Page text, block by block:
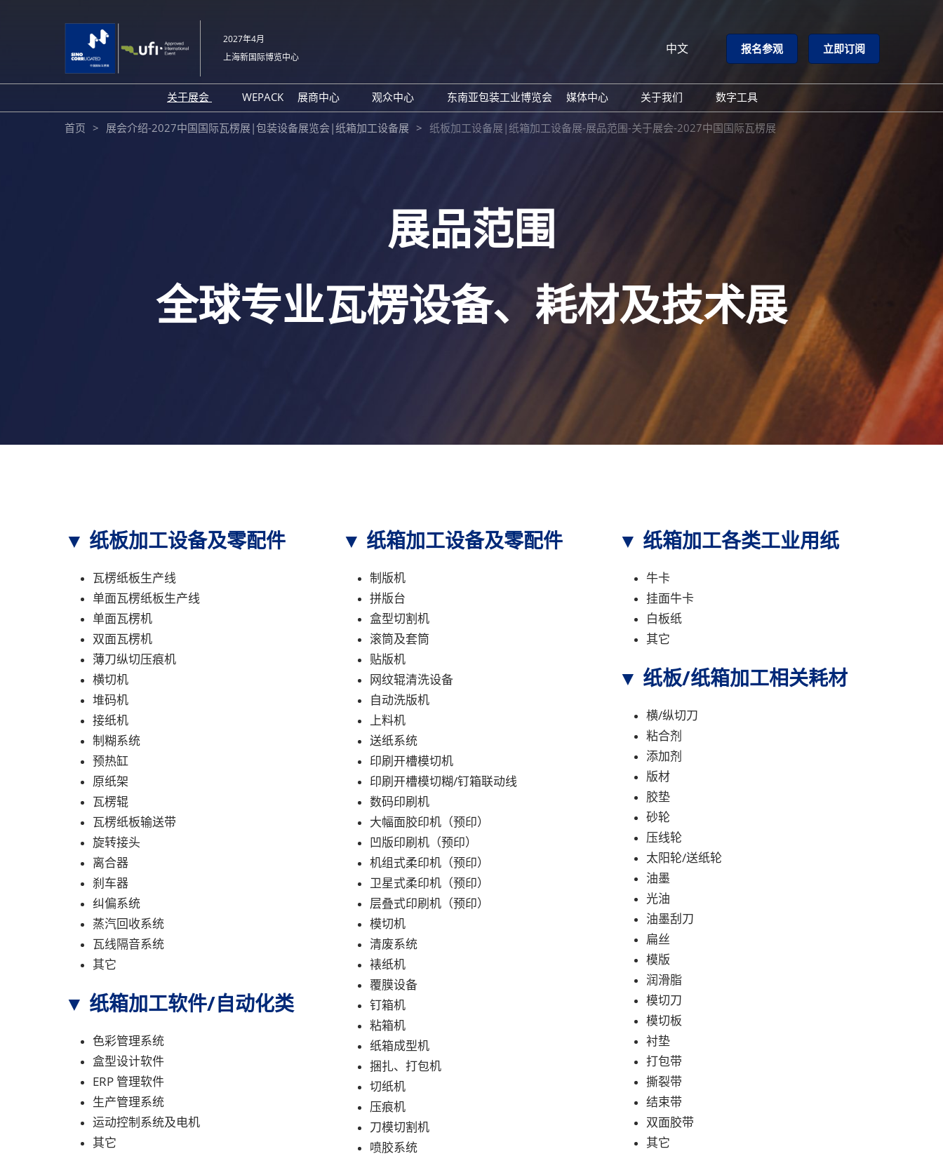
接
转
至
容
2027年4月
上海新国际博览中心
中文
English
报名参观 立即订阅
关于展会
展会概况
WEPACK
展商中心
参展申请
观众中心
观众预登记
东南亚包装工业博览会
媒体中心
展会新闻
关于我们
主办方介绍
数字工具
GloConverting
励展通
首页 展会介绍-2027中国国际瓦楞展|包装设备展览会|纸箱加工设备展 纸板加工设备展|纸箱加工设备展-展品范围-关于展会-2027中国国际瓦楞展
展品范围
全球专业瓦楞设备、耗材及技术展
▼ 纸板加工设备及零配件
瓦楞纸板生产线
单面瓦楞纸板生产线
单面瓦楞机
双面瓦楞机
薄刀纵切压痕机
横切机
堆码机
接纸机
制糊系统
预热缸
原纸架
瓦楞辊
瓦楞纸板输送带
旋转接头
离合器
刹车器
纠偏系统
蒸汽回收系统
瓦线隔音系统
其它
▼ 纸箱加工软件/自动化类
色彩管理系统
盒型设计软件
ERP 管理软件
生产管理系统
运动控制系统及电机
其它
▼ 纸箱加工设备及零配件
制版机
拼版台
盒型切割机
滚筒及套筒
贴版机
网纹辊清洗设备
自动洗版机
上料机
送纸系统
印刷开槽模切机
印刷开槽模切糊/钉箱联动线
数码印刷机
大幅面胶印机（预印）
凹版印刷机（预印）
机组式柔印机（预印）
卫星式柔印机（预印）
层叠式印刷机（预印）
模切机
清废系统
裱纸机
覆膜设备
钉箱机
粘箱机
纸箱成型机
捆扎、打包机
切纸机
压痕机
刀模切割机
喷胶系统
▼ 纸箱加工各类工业用纸
牛卡
挂面牛卡
白板纸
其它
▼ 纸板/纸箱加工相关耗材
横/纵切刀
粘合剂
添加剂
版材
胶垫
砂轮
压线轮
太阳轮/送纸轮
油墨
光油
油墨刮刀
扁丝
模版
润滑脂
模切刀
模切板
衬垫
打包带
撕裂带
结束带
双面胶带
其它